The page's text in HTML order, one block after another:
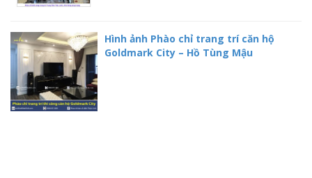
Hình ảnh Phào chỉ trang trí căn hộ
Goldmark City – Hồ Tùng Mậu